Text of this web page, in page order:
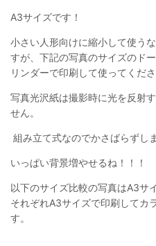
A3サイズです！
小さい人形向けに縮小して使う
すが、下記の写真のサイズのド
リンダーで印刷して使ってくださ
写真光沢紙は撮影時に光を反射
せん。
組み立て式なのでかさばらずし
いっぱい背景増やせるね！！！
以下のサイズ比較の写真はA3サ
それぞれA3サイズで印刷してカ
す。